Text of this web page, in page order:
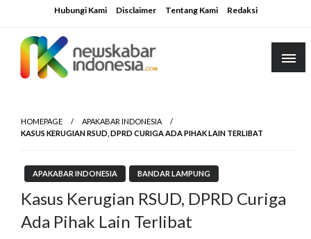
to
content
Hubungi Kami Disclaimer Tentang Kami Redaksi
HOMEPAGE
APAKABAR INDONESIA
KASUS KERUGIAN RSUD, DPRD CURIGA ADA PIHAK LAIN TERLIBAT
APAKABAR INDONESIA BANDAR LAMPUNG
Kasus Kerugian RSUD, DPRD Curiga
Ada Pihak Lain Terlibat